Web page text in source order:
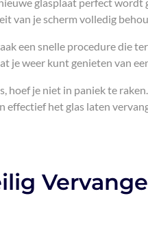
van je scherm volledig
een snelle procedure die
je weer kunt genieten van
hoef je niet in paniek te
effectief het glas laten